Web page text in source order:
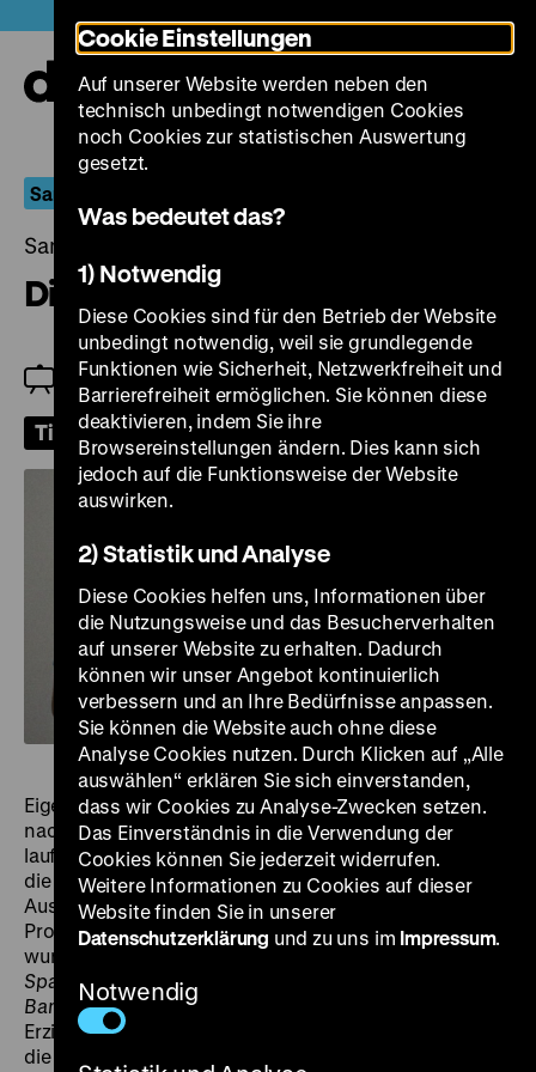
zum
Seiteninhalt
springen
Sammelt Filme!
Samstag, 13. Juli 2024, 21.00 Uhr
Die Spalte
Zu Gast: Bernd Brehmer
Tickets
Eigentlich sollte im Mai 1970 der FernsehfilmBambule
nach einem Drehbuch von Ulrike Meinhof in der ARD
laufen, in dem es um Mädchen im Erziehungsheim und
die Rebellion gegen dortige Missstände, um
Ausbruchsversuche und das Abrutschen in die
Prostitution geht. Als sich Meinhof der RAF anschloss,
wurde die Ausstrahlung abgesetzt. Gustav Ehmcks
Spalte ist das lange vergessene Gegenstück zu
Bambule: Eine 14-Jährige flieht aus dem
Erziehungsheim, gerät am Münchner Hauptbahnhof an
die falschen Leute, wird zur Prostitution gezwungen
Cookie Einstellungen
Auf unserer Website werden neben den
technisch unbedingt notwendigen Cookies
noch Cookies zur statistischen Auswertung
gesetzt.
Was bedeutet das?
1) Notwendig
Diese Cookies sind für den Betrieb der Website
unbedingt notwendig, weil sie grundlegende
Funktionen wie Sicherheit, Netzwerkfreiheit und
Barrierefreiheit ermöglichen. Sie können diese
deaktivieren, indem Sie ihre
Browsereinstellungen ändern. Dies kann sich
jedoch auf die Funktionsweise der Website
auswirken.
2) Statistik und Analyse
Diese Cookies helfen uns, Informationen über
die Nutzungsweise und das Besucherverhalten
auf unserer Website zu erhalten. Dadurch
können wir unser Angebot kontinuierlich
verbessern und an Ihre Bedürfnisse anpassen.
Sie können die Website auch ohne diese
Analyse Cookies nutzen. Durch Klicken auf „Alle
auswählen“ erklären Sie sich einverstanden,
dass wir Cookies zu Analyse-Zwecken setzen.
Das Einverständnis in die Verwendung der
Cookies können Sie jederzeit widerrufen.
Weitere Informationen zu Cookies auf dieser
Website finden Sie in unserer
Datenschutzerklärung und zu uns im Impressum.
Notwendig